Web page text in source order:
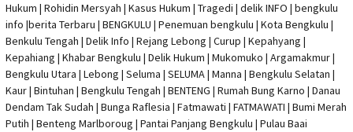
Hukum | Rohidin Mersyah | Kasus Hukum | Tragedi | delik INFO | bengkulu
info |berita Terbaru | BENGKULU | Penemuan bengkulu | Kota Bengkulu |
Benkulu Tengah | Delik Info | Rejang Lebong | Curup | Kepahyang |
Kepahiang | Khabar Bengkulu | Delik Hukum | Mukomuko | Argamakmur |
Bengkulu Utara | Lebong | Seluma | SELUMA | Manna | Bengkulu Selatan |
Kaur | Bintuhan | Bengkulu Tengah | BENTENG | Rumah Bung Karno | Danau
Dendam Tak Sudah | Bunga Raflesia | Fatmawati | FATMAWATI | Bumi Merah
Putih | Benteng Marlboroug | Pantai Panjang Bengkulu | Pulau Baai